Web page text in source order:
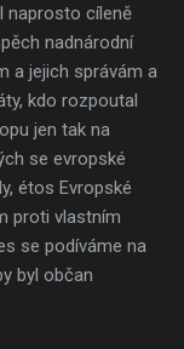
naprosto cíleně
nadnárodní
a jejich správám a
kdo rozpoutal
jen tak na
se evropské
étos Evropské
proti vlastním
se podíváme na
byl občan